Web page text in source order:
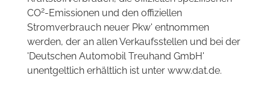
CO2-Emissionen und den offiziellen
Stromverbrauch neuer Pkw' entnommen
werden, der an allen Verkaufsstellen und bei der
'Deutschen Automobil Treuhand GmbH'
unentgeltlich erhältlich ist unter www.dat.de.